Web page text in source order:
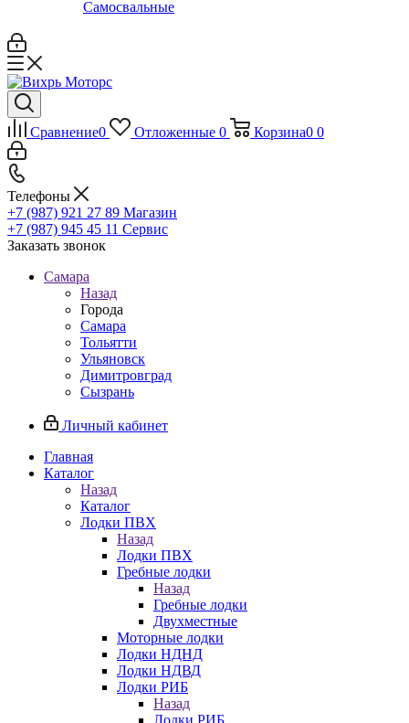
Самосвальные
Сравнение0 Отложенные 0 Корзина0 0
Телефоны
+7 (987) 921 27 89 Магазин
+7 (987) 945 45 11 Сервис
Заказать звонок
Самара
Назад
Города
Самара
Тольятти
Ульяновск
Димитровград
Сызрань
Личный кабинет
Главная
Каталог
Назад
Каталог
Лодки ПВХ
Назад
Лодки ПВХ
Гребные лодки
Назад
Гребные лодки
Двухместные
Моторные лодки
Лодки НДНД
Лодки НДВД
Лодки РИБ
Назад
Лодки РИБ